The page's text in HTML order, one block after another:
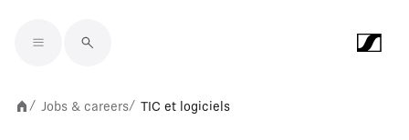
/ Jobs & careers/ TIC et logiciels